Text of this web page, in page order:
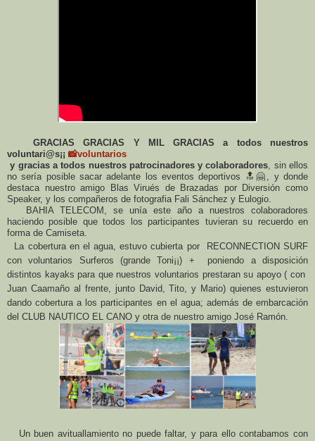
GRACIAS GRACIAS Y MIL GRACIAS a todos nuestros
voluntari@s¡¡ 📸voluntarios
y gracias a todos nuestros patrocinadores y colaboradores , sin ellos
no sería posible sacar adelante los eventos deportivos 🔝🤗, y donde
destaca nuestro amigo Blas Virués de Brazadas por Diversión como
Speaker, y los compañeros de fotografia Fali Sánchez y Eulogio.
BAHIA TELECOM, se unía este año a nuestros colaboradores
haciendo posible que todos los participantes tuvieran su recuerdo en
forma de Camiseta.
La cobertura en el agua, estuvo cubierta por RECONNECTION SURF
con voluntarios Surferos (grande Toni¡¡) + poniendo a disposición
distintos kayaks para que nuestros voluntarios prestaran su apoyo ( con
Juan Caamaño al frente, junto David, Tito, y Mario) quienes estuvieron
dando cobertura a los participantes en el agua; además de embarcación
del CLUB NAUTICO EL CANO y otra de nuestro amigo José Ramón.
Un buen avituallamiento no puede faltar, y para ello contabamos con